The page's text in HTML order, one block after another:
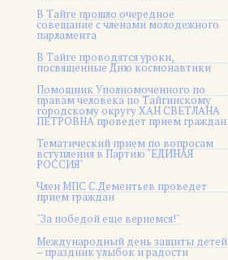
В Тайге прошло очередное
совещание с членами молодежного
парламента
В Тайге проводятся уроки,
посвященные Дню космонавтики
Помощник Уполномоченного по
правам человека по Тайгинскому
городскому округу ХАН СВЕТЛАНА
ПЕТРОВНА проведет прием граждан
Тематический прием по вопросам
вступления в Партию "ЕДИНАЯ
РОССИЯ"
Член МПС С.Дементьев проведет
прием граждан
"За победой еще вернемся!"
Международный день защиты детей
– праздник улыбок и радости